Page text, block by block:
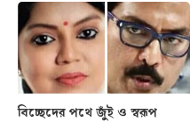
বিচ্ছেদের পথে জুঁই ও স্বরূপ